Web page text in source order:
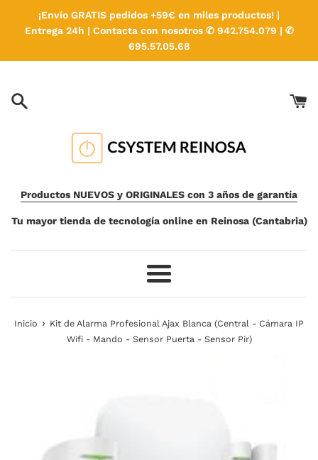
directamente
¡Envío GRATIS pedidos +59€ en miles productos! |
Entrega 24h | Contacta con nosotros ✆ 942.754.079 | ✆
695.57.05.68
Productos NUEVOS y ORIGINALES con 3 años de garantía
Tu mayor tienda de tecnología online en Reinosa (Cantabria)
Más
Inicio › Kit de Alarma Profesional Ajax Blanca (Central - Cámara IP
Wifi - Mando - Sensor Puerta - Sensor Pir)